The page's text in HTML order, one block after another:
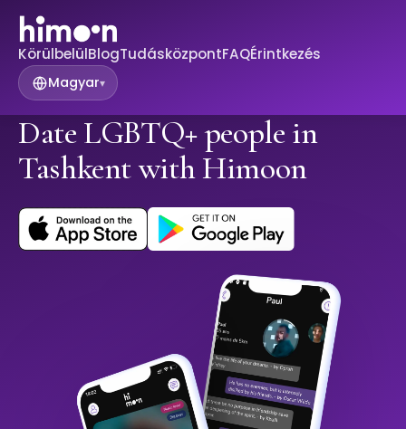
KörülbelülBlogTudásközpontFAQÉrintkezés
Magyar▾
Date LGBTQ+ people in
Tashkent with Himoon